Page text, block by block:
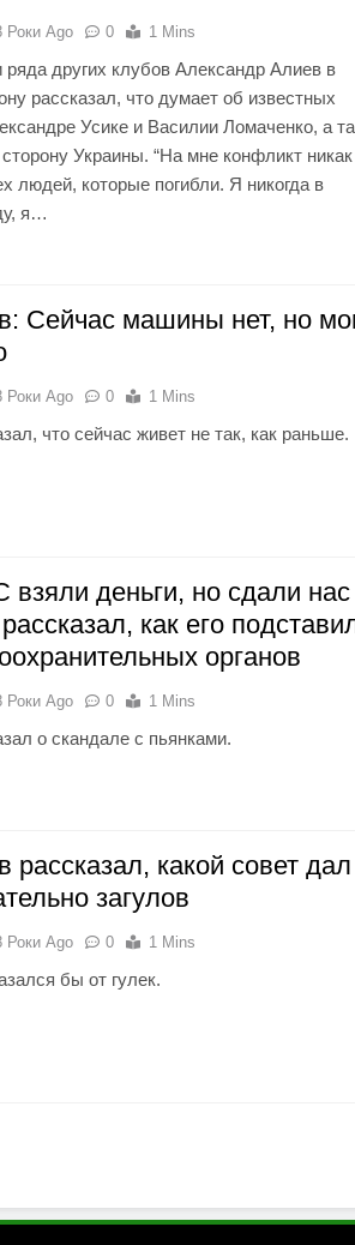
Роки Ago 0 1 Mins
ряда других клубов Александр Алиев в
рассказал, что думает об известных
Усике и Василии Ломаченко, а
Украины. “На мне конфликт
людей, которые погибли. Я никогда в
я…
Сейчас машины нет, но
Роки Ago 0 1 Mins
что сейчас живет не так, как раньше.
взяли деньги, но сдали нас
как его
органов
Роки Ago 0 1 Mins
о скандале с пьянками.
какой совет дал
загулов
Роки Ago 0 1 Mins
бы от гулек.